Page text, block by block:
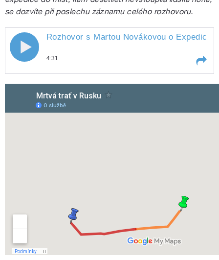
se dozvíte při poslechu záznamu celého rozhovoru.
Play /
Rozhovor s Martou Novákovou o Expedici
4:31
Rozhovor s Martou Novákovou o
Expedici 501, která Mrtvou trať
objevila